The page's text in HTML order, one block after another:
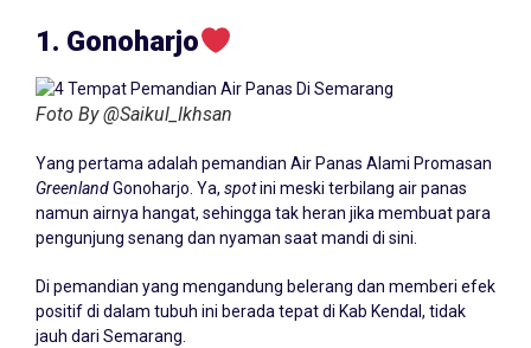
1. Gonoharjo
Foto By @Saikul_Ikhsan
Yang pertama adalah pemandian Air Panas Alami Promasan
GreenlandGonoharjo. Ya, spotini meski terbilang air panas
namun airnya hangat, sehingga tak heran jika membuat para
pengunjung senang dan nyaman saat mandi di sini.
Di pemandian yang mengandung belerang dan memberi efek
positif di dalam tubuh ini berada tepat di Kab Kendal, tidak
jauh dari Semarang.